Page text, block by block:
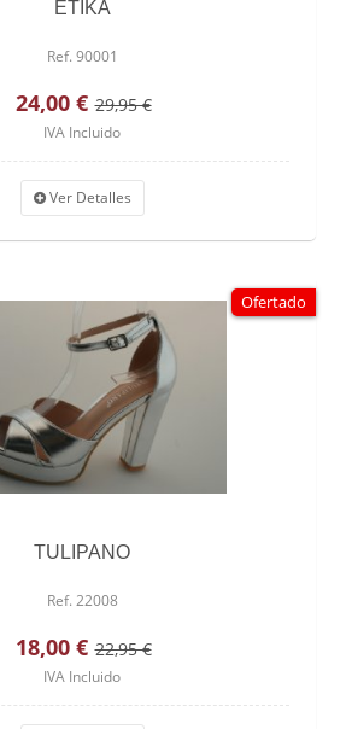
ETIKA
Ref. 90001
24,00 € 29,95 €
IVA Incluido
Ver Detalles
Ofertado
TULIPANO
Ref. 22008
18,00 € 22,95 €
IVA Incluido